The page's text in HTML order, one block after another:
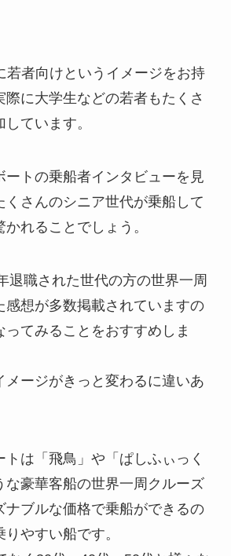
若者向けというイメージをお持
際に大学生などの若者もたくさ
ています。
ートの乗船者インタビューを見
くさんのシニア世代が乗船して
れることでしょう。
退職された世代の方の世界一周
感想が多数掲載されていますの
ってみることをおすすめしま
メージがきっと変わるに違いあ
は「飛鳥」や「ぱしふぃっく
な豪華客船の世界一周クルーズ
ナブルな価格で乗船ができるの
やすい船です。